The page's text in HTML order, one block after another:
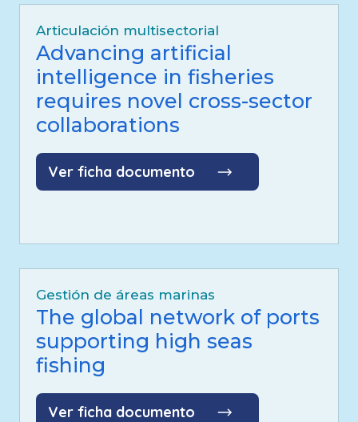
Articulación multisectorial
Advancing artificial
intelligence in fisheries
requires novel cross-sector
collaborations
Ver ficha documento
Gestión de áreas marinas
The global network of ports
supporting high seas
fishing
Ver ficha documento